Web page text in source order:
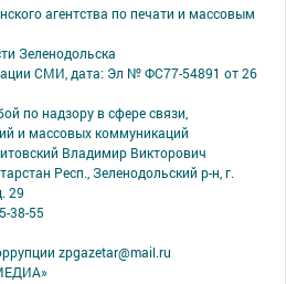
агентства по печати и массовым
Зеленодольска
СМИ, дата: Эл № ФС77-54891 от 26
по надзору в сфере связи,
и массовых коммуникаций
Владимир Викторович
Респ., Зеленодольский р-н, г.
29
38-55
zpgazetar@mail.ru